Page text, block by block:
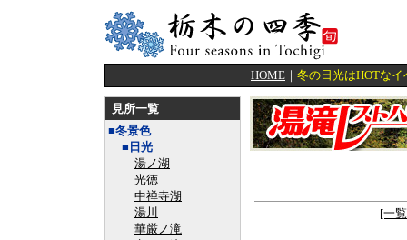
HOME ｜ 冬の日光はHOTな
見所一覧
■冬景色
■日光
湯ノ湖
光徳
中禅寺湖
湯川
華厳ノ滝
[一